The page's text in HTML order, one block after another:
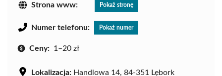
Strona www: Pokaż stronę
Numer telefonu: Pokaż numer
Ceny: 1–20 zł
Lokalizacja: Handlowa 14, 84-351 Lębork